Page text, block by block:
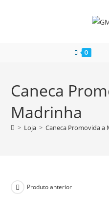
0
Caneca
Madrinha
> Loja > Caneca Promovida a
Produto anterior